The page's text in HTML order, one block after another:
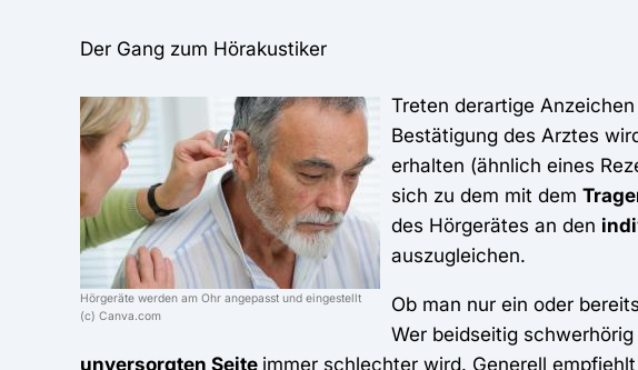
Der Gang zum Hörakustiker
Hörgeräte werden am Ohr angepasst und eingestellt
(c) Canva.com
Treten derartige
Bestätigung des Arztes
erhalten (ähnlich eines
sich zu dem mit dem
des Hörgerätes an den
auszugleichen.
Ob man nur ein oder
Wer beidseitig
unversorgten Seite immer schlechter wird. Generell